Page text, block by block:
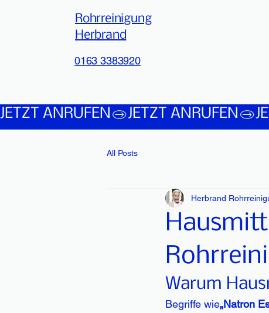
Rohrreinigung
Herbrand
0163 3383920
JETZT ANRUFEN
All Posts
Herbrand
Warum
Begriffe wie„Natron